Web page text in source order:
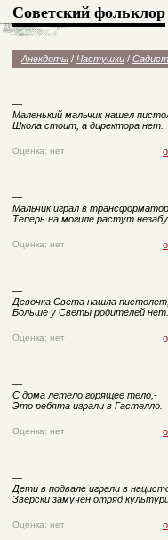
Советский фольклор
Анекдоты / Частушки /
—
Маленький мальчик нашел
Школа стоит, а директора нет.
Оценка: нет
—
Мальчик играл в
Теперь на могиле растут
Оценка: нет
—
Девочка Света нашла
Больше у Светы родителей нет.
Оценка: нет
—
С дома летело горящее тело,-
Это ребята играли в Гастелло.
Оценка: нет
—
Дети в подвале играли в
Зверски замучен отряд
Оценка: нет